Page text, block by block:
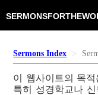
Sermons Index
이 웹사이트의 목
특히 성경학교나